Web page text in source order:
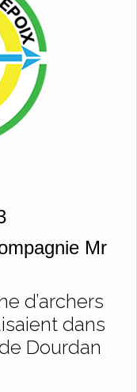
Mr
d’archers
dans
Dourdan